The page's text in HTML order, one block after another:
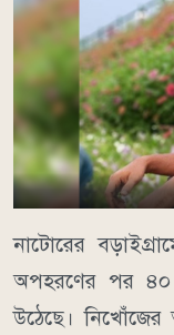
নাটোরের
অপহরণের পর ৪০
উঠেছে। নিখোঁজের